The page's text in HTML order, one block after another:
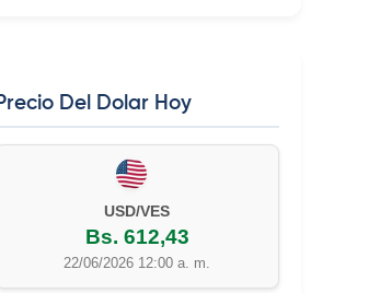
Del Dolar Hoy
EUR/VES
Bs. 702,42
22/06/2026 12:00 a. m.